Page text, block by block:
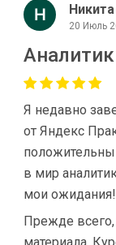
Никита
20 Июль
Я недавно
от Яндекс
в мир
мои ожидания!
Прежде всего,